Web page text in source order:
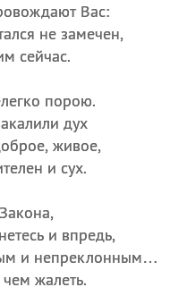
Вас:
не замечен,
сейчас.
порою.
дух
живое,
и сух.
и впредь,
и непреклонным…
жалеть.